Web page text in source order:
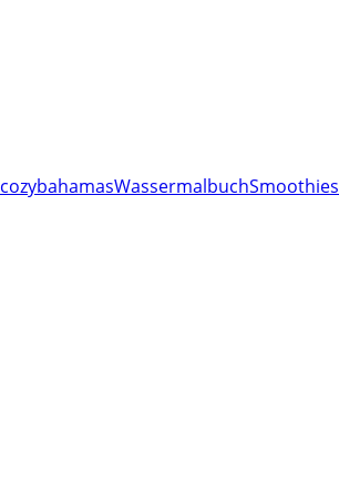
cozybahamasWassermalbuchSmoothies